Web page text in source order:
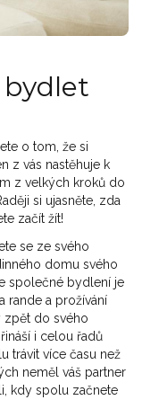
bydlet
o tom, že si
z vás nastěhuje k
z velkých kroků do
si ujasněte, zda
začít žít!
se ze svého
domu svého
společné bydlení je
rande a prožívání
zpět do svého
i celou řadů
trávit více času než
neměl váš partner
kdy spolu začnete